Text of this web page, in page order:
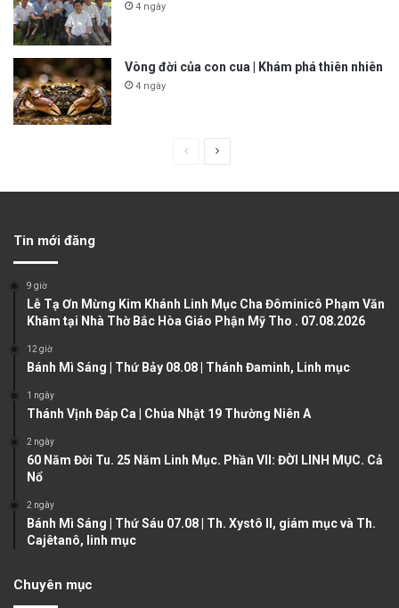
4 ngày
Vòng đời của con cua | Khám phá thiên nhiên
4 ngày
u
s
g
e
Tin mới đăng
9 giờ
Lễ Tạ Ơn Mừng Kim Khánh Linh Mục Cha Đôminicô Phạm Văn
Khâm tại Nhà Thờ Bắc Hòa Giáo Phận Mỹ Tho . 07.08.2026
12 giờ
Bánh Mì Sáng | Thứ Bảy 08.08 | Thánh Đaminh, Linh mục
1 ngày
Thánh Vịnh Đáp Ca | Chúa Nhật 19 Thường Niên A
2 ngày
60 Năm Đời Tu. 25 Năm Linh Mục. Phần VII: ĐỜI LINH MỤC. Cả
Nổ
2 ngày
Bánh Mì Sáng | Thứ Sáu 07.08 | Th. Xystô II, giám mục và Th.
Cajêtanô, linh mục
Chuyên mục